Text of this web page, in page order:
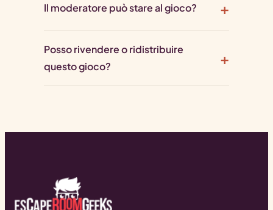
Il moderatore può stare al gioco?
Posso rivendere o ridistribuire
questo gioco?